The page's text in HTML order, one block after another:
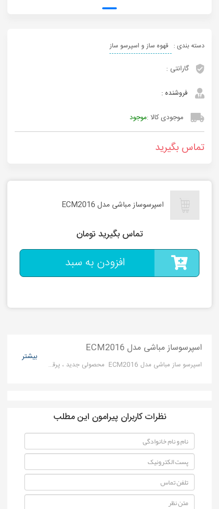
دسته بندی : قهوه ساز و اسپرسو ساز
گارانتی :
فروشنده :
موجودی کالا :موجود
تماس بگیرید
اسپرسوساز مباشی مدل ECM2016
تماس بگیرید تومان
افزودن به سبد
اسپرسوساز مباشی مدل ECM2016
اسپرسو ساز مباشی مدل ECM2016 محصولی جدید ، پرقدرت، کاربردی و مقرون به صرفه است. این دستگاه با فشار بخار۲۰بار و توان مصرفی ۱۳۵۰ وات و امکانات بسیار فراون می‌تواند بازدهی بسیار بالایی برای مصارف خانگی و سوپرمارکت ها داشته باشد.
بیشتر
نظرات کاربران پیرامون این مطلب